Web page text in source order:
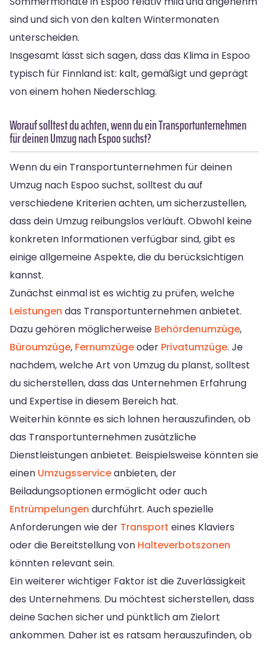
sind und sich von den kalten Wintermonaten
unterscheiden.
Insgesamt lässt sich sagen, dass das Klima in Espoo
typisch für Finnland ist: kalt, gemäßigt und geprägt
von einem hohen Niederschlag.
Worauf solltest du achten, wenn du ein Transportunternehmen
für deinen Umzug nach Espoo suchst?
Wenn du ein Transportunternehmen für deinen
Umzug nach Espoo suchst, solltest du auf
verschiedene Kriterien achten, um sicherzustellen,
dass dein Umzug reibungslos verläuft. Obwohl keine
konkreten Informationen verfügbar sind, gibt es
einige allgemeine Aspekte, die du berücksichtigen
kannst.
Zunächst einmal ist es wichtig zu prüfen, welche
Leistungen das Transportunternehmen anbietet.
Dazu gehören möglicherweise Behördenumzüge,
Büroumzüge, Fernumzügeoder Privatumzüge. Je
nachdem, welche Art von Umzug du planst, solltest
du sicherstellen, dass das Unternehmen Erfahrung
und Expertise in diesem Bereich hat.
Weiterhin könnte es sich lohnen herauszufinden, ob
das Transportunternehmen zusätzliche
Dienstleistungen anbietet. Beispielsweise könnten sie
einen Umzugsserviceanbieten, der
Beiladungsoptionen ermöglicht oder auch
Entrümpelungen durchführt. Auch spezielle
Anforderungen wie der Transport eines Klaviers
oder die Bereitstellung von Halteverbotszonen
könnten relevant sein.
Ein weiterer wichtiger Faktor ist die Zuverlässigkeit
des Unternehmens. Du möchtest sicherstellen, dass
deine Sachen sicher und pünktlich am Zielort
ankommen. Daher ist es ratsam herauszufinden, ob